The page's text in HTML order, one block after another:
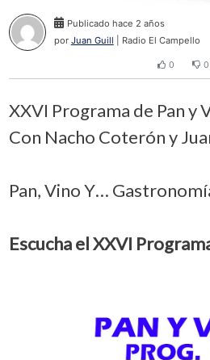
Publicado hace 2 años
por Juan Guill | Radio El Campello
0 0
XXVI Programa de Pan y
Con Nacho Coterón y
Pan, Vino Y…
Escucha el XXVI